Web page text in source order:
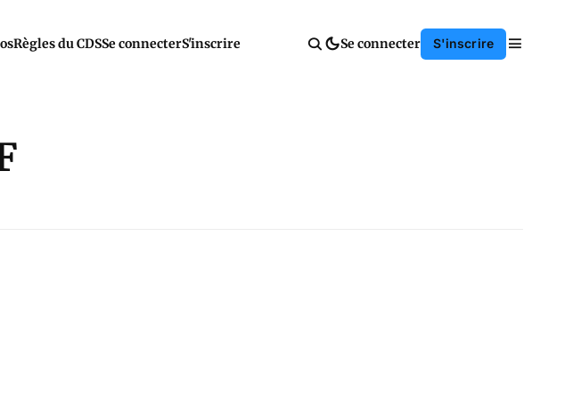
Règles du CDSSe connecterS'inscrire Se connecter S'inscrire